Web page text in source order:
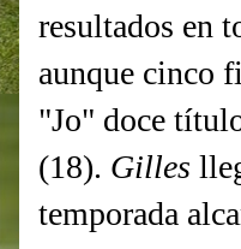
resultados en
aunque cinco
"Jo" doce
(18). Gilles
temporada